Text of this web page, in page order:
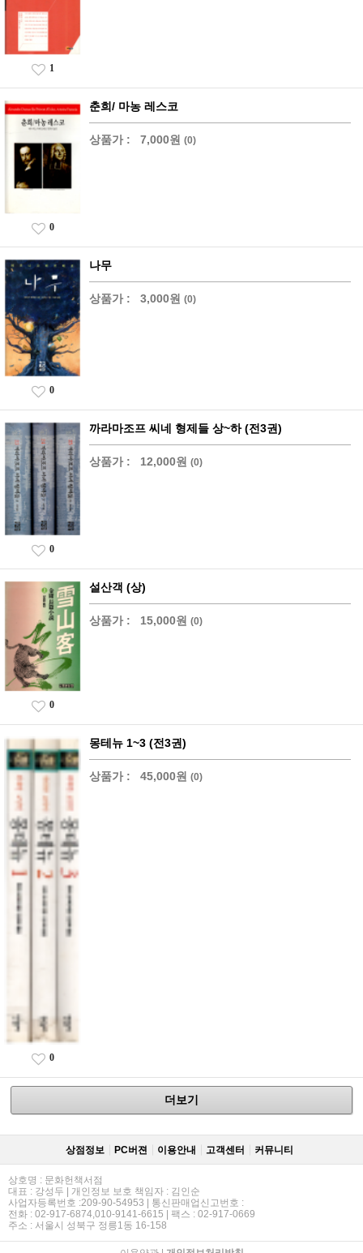
1
춘희/ 마농 레스코
상품가 : 7,000원 (0)
0
나무
상품가 : 3,000원 (0)
0
까라마조프 씨네 형제들 상~하 (전3권)
상품가 : 12,000원 (0)
0
설산객 (상)
상품가 : 15,000원 (0)
0
몽테뉴 1~3 (전3권)
상품가 : 45,000원 (0)
0
더보기
상점정보 PC버젼 이용안내 고객센터 커뮤니티
상호명 : 문화헌책서점
대표 : 강성두 | 개인정보 보호 책임자 : 김인순
사업자등록번호 :209-90-54953 | 통신판매업신고번호 :
전화 : 02-917-6874,010-9141-6615 | 팩스 : 02-917-0669
주소 : 서울시 성북구 정릉1동 16-158